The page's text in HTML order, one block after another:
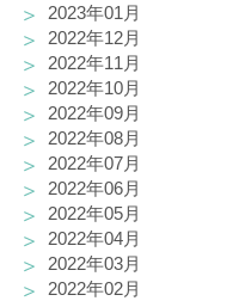
2023年01月
2022年12月
2022年11月
2022年10月
2022年09月
2022年08月
2022年07月
2022年06月
2022年05月
2022年04月
2022年03月
2022年02月